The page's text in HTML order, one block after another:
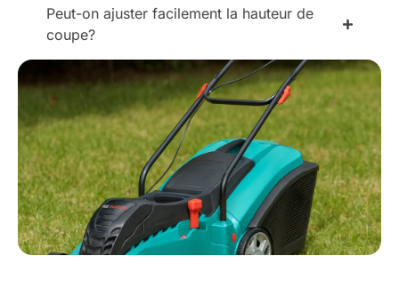
Peut-on ajuster facilement la hauteur de
coupe?